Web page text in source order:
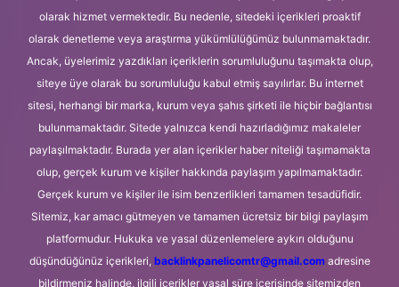
olarak hizmet vermektedir. Bu nedenle, sitedeki içerikleri proaktif
olarak denetleme veya araştırma yükümlülüğümüz bulunmamaktadır.
Ancak, üyelerimiz yazdıkları içeriklerin sorumluluğunu taşımakta olup,
siteye üye olarak bu sorumluluğu kabul etmiş sayılırlar. Bu internet
sitesi, herhangi bir marka, kurum veya şahıs şirketi ile hiçbir bağlantısı
bulunmamaktadır. Sitede yalnızca kendi hazırladığımız makaleler
paylaşılmaktadır. Burada yer alan içerikler haber niteliği taşımamakta
olup, gerçek kurum ve kişiler hakkında paylaşım yapılmamaktadır.
Gerçek kurum ve kişiler ile isim benzerlikleri tamamen tesadüfidir.
Sitemiz, kar amacı gütmeyen ve tamamen ücretsiz bir bilgi paylaşım
platformudur. Hukuka ve yasal düzenlemelere aykırı olduğunu
düşündüğünüz içerikleri, backlinkpanelicomtr@gmail.comadresine
bildirmeniz halinde, ilgili içerikler yasal süre içerisinde sitemizden